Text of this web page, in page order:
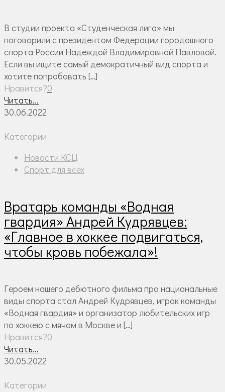
В студии проекта «Студенческая лига» мы
поговорили с президентом Федерации городошного
спорта России Надеждой Владимировной Павловой.
Если вы ищите самый демократичный вид спорта и
хотите попробовать […]
Нравится?0
Читать...
30.06.2022
Категории
Новости КСЦ
Спорт для всех
Вратарь команды «Водная
гвардия» Андрей Кудрявцев:
«Главное в хоккее подвигаться,
чтобы кровь побежала»!
Героем нашего дебютного фильма про национальные
виды спорта стал Андрей Кудрявцев, игрок команды
«Водная гвардия» и организатор любительских игр
по хоккею с мячом в Москве и […]
Нравится?0
Читать...
30.05.2022
Категории